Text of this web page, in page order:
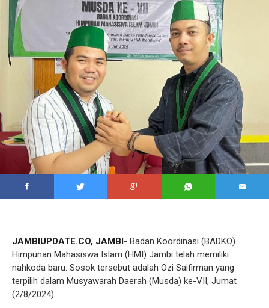
JAMBIUPDATE.CO, JAMBI - Badan Koordinasi (BADKO)
Himpunan Mahasiswa Islam (HMI) Jambi telah memiliki
nahkoda baru. Sosok tersebut adalah Ozi Saifirman yang
terpilih dalam Musyawarah Daerah (Musda) ke-VII, Jumat
(2/8/2024).